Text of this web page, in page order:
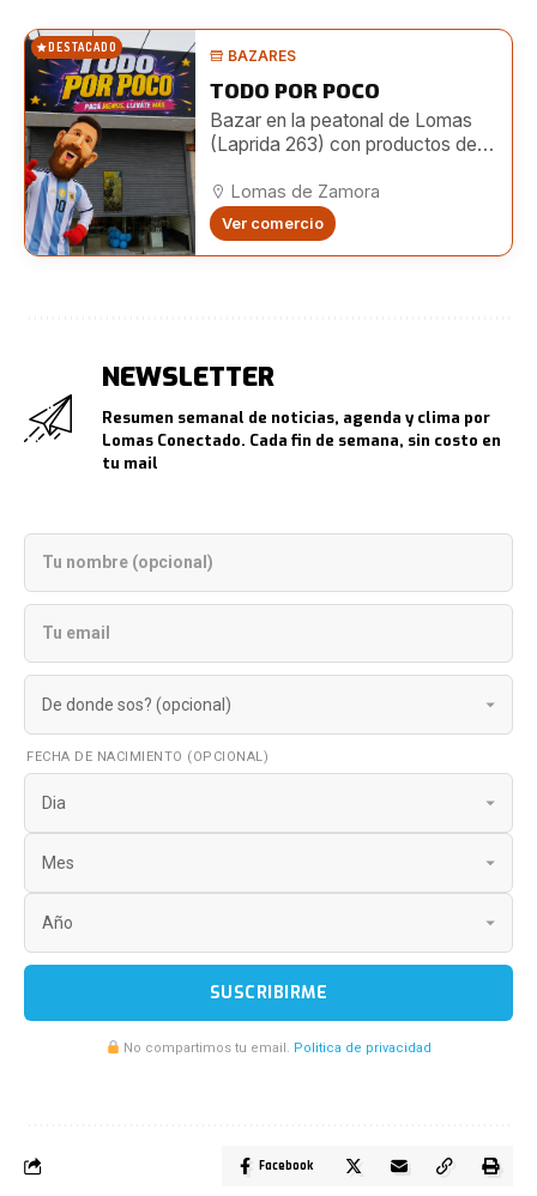
DESTACADO BAZARES
TODO POR POCO
Bazar en la peatonal de Lomas
(Laprida 263) con productos de
juguetes y más a precios
accesibles.
Lomas de Zamora
Ver comercio
NEWSLETTER
Resumen semanal de noticias, agenda y clima por
Lomas Conectado. Cada fin de semana, sin costo en
tu mail
FECHA DE NACIMIENTO (OPCIONAL)
SUSCRIBIRME
No compartimos tu email. Politica de privacidad
Facebook